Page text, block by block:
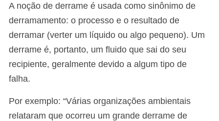
A noção de derrame é usada como sinônimo de
derramamento: o processo e o resultado de
derramar (verter um líquido ou algo pequeno). Um
derrame é, portanto, um fluido que sai do seu
recipiente, geralmente devido a algum tipo de
falha.
Por exemplo: “Várias organizações ambientais
relataram que ocorreu um grande derrame de